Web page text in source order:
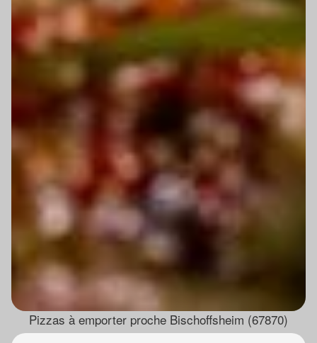
Pizzas à emporter proche Bischoffsheim (67870)